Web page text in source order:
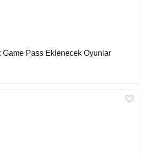
Game Pass Eklenecek Oyunlar